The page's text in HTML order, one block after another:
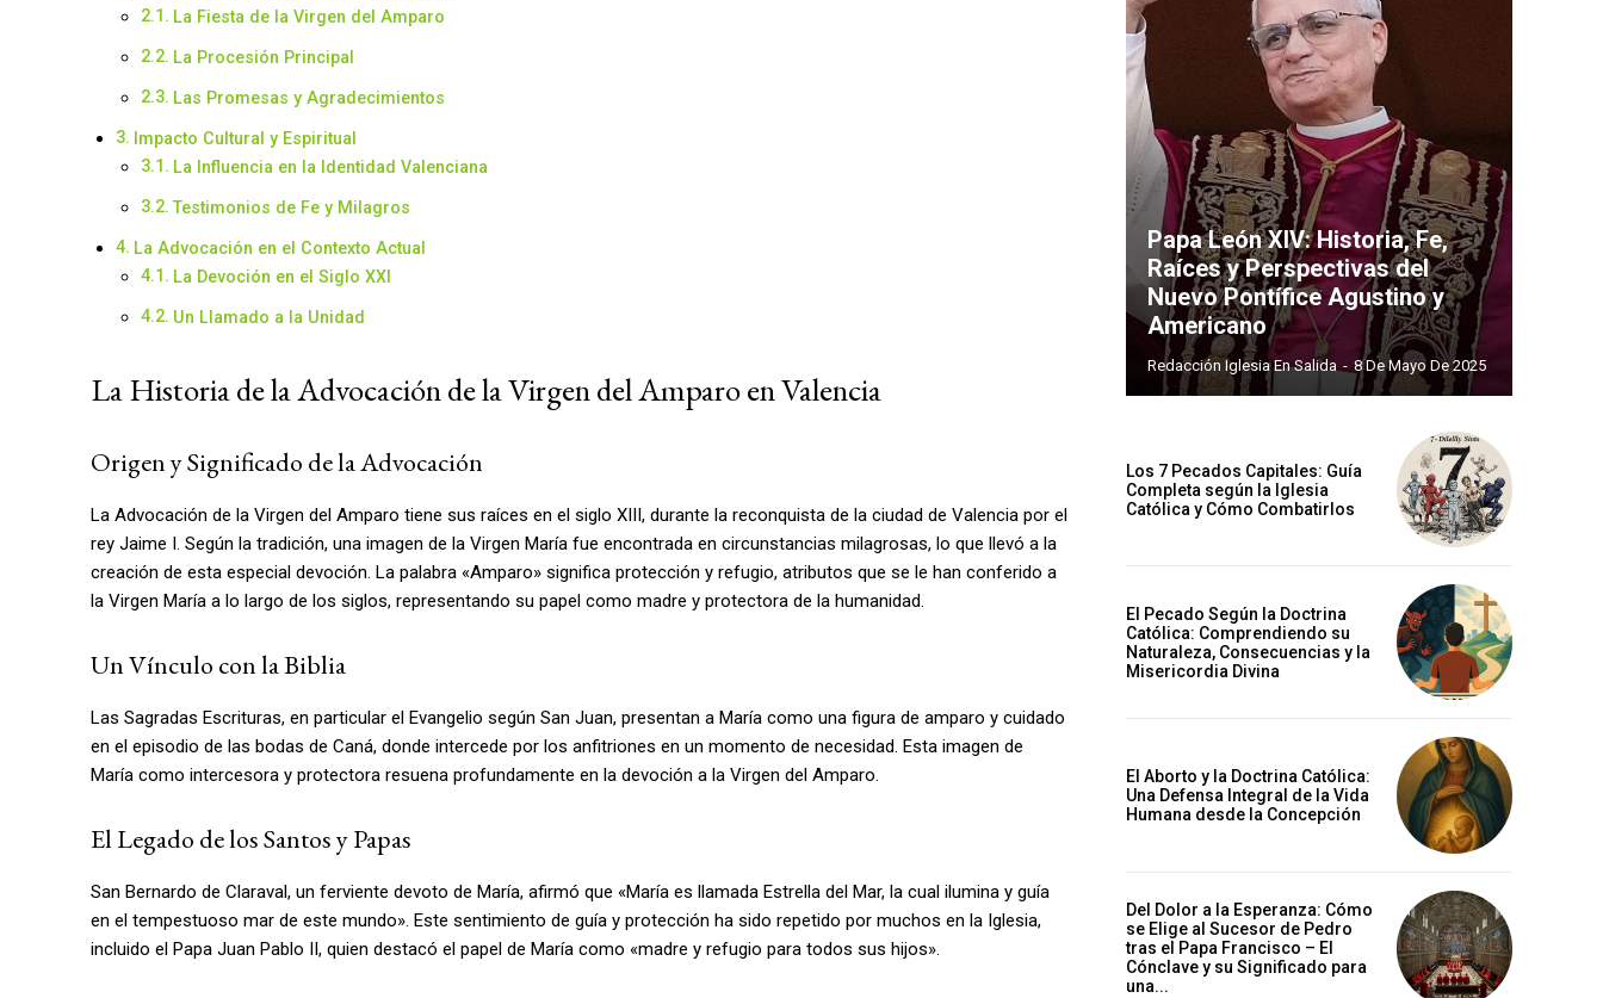
La Fiesta de la Virgen del Amparo
La Procesión Principal
Las Promesas y Agradecimientos
Impacto Cultural y Espiritual
La Influencia en la Identidad Valenciana
Testimonios de Fe y Milagros
La Advocación en el Contexto Actual
La Devoción en el Siglo XXI
Un Llamado a la Unidad
La Historia de la Advocación de la Virgen del Amparo en Valencia
Origen y Significado de la Advocación
La Advocación de la Virgen del Amparo tiene sus raíces en el siglo XIII, durante la reconquista de la ciudad de Valencia por el
rey Jaime I. Según la tradición, una imagen de la Virgen María fue encontrada en circunstancias milagrosas, lo que llevó a la
creación de esta especial devoción. La palabra «Amparo» significa protección y refugio, atributos que se le han conferido a
la Virgen María a lo largo de los siglos, representando su papel como madre y protectora de la humanidad.
Un Vínculo con la Biblia
Las Sagradas Escrituras, en particular el Evangelio según San Juan, presentan a María como una figura de amparo y cuidado
en el episodio de las bodas de Caná, donde intercede por los anfitriones en un momento de necesidad. Esta imagen de
María como intercesora y protectora resuena profundamente en la devoción a la Virgen del Amparo.
El Legado de los Santos y Papas
San Bernardo de Claraval, un ferviente devoto de María, afirmó que «María es llamada Estrella del Mar, la cual ilumina y guía
en el tempestuoso mar de este mundo». Este sentimiento de guía y protección ha sido repetido por muchos en la Iglesia,
incluido el Papa Juan Pablo II, quien destacó el papel de María como «madre y refugio para todos sus hijos».
Papa León XIV: Historia, Fe,
Raíces y Perspectivas del
Nuevo Pontífice Agustino y
Americano
Redacción Iglesia En Salida - 8 De Mayo De 2025
Los 7 Pecados Capitales: Guía
Completa según la Iglesia
Católica y Cómo Combatirlos
El Pecado Según la Doctrina
Católica: Comprendiendo su
Naturaleza, Consecuencias y la
Misericordia Divina
El Aborto y la Doctrina Católica:
Una Defensa Integral de la Vida
Humana desde la Concepción
Del Dolor a la Esperanza: Cómo
se Elige al Sucesor de Pedro
tras el Papa Francisco – El
Cónclave y su Significado para
una...